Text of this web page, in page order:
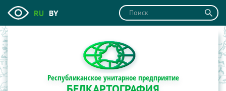
RU BY
Республиканское унитарное предприятие